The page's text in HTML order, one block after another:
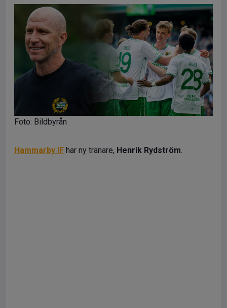
Foto: Bildbyrån
Hammarby IF har ny tränare, Henrik Rydström.